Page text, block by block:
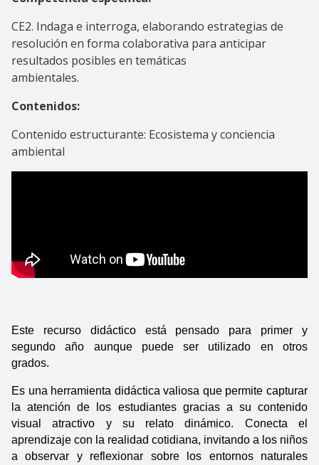
CE2. Indaga e interroga, elaborando estrategias de
resolución en forma colaborativa para anticipar
resultados posibles en temáticas
Contenidos:
Contenido estructurante: Ecosistema y conciencia
ambiental
Este recurso didáctico está pensado para primer y
segundo año aunque puede ser utilizado en otros
grados.
Es una herramienta didáctica valiosa que permite capturar
la atención de los estudiantes gracias a su contenido
visual atractivo y su relato dinámico. Conecta el
aprendizaje con la realidad cotidiana, invitando a los niños
a observar y reflexionar sobre los entornos naturales